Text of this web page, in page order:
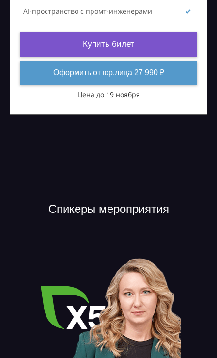
AI-пространство с промт-инженерами
Купить билет
Оформить от юр.лица 27 990 ₽
Цена до 19 ноября
Спикеры мероприятия